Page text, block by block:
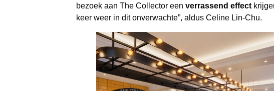
bezoek aan The Collector een verrassend effect
keer weer in dit onverwachte”, aldus Celine Lin-Chu.